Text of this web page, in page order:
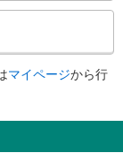
マイページから行